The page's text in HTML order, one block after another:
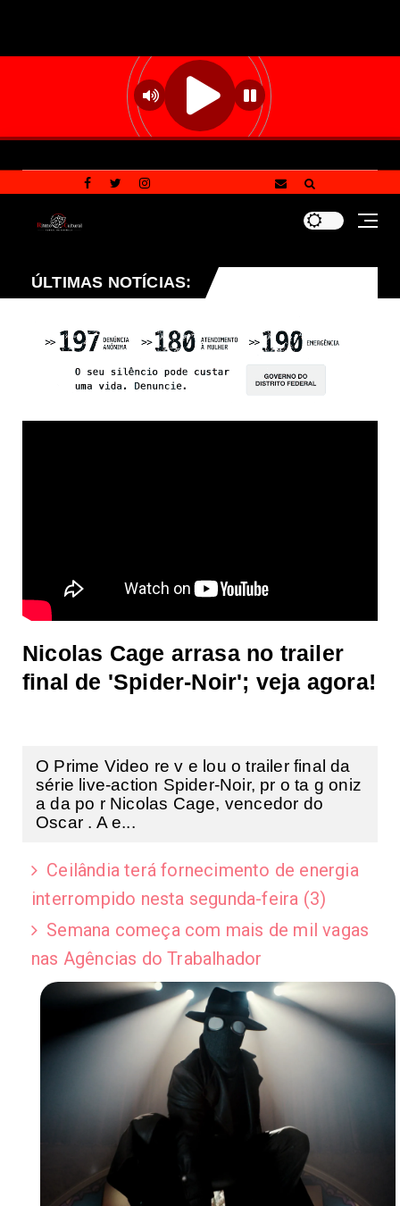
ÚLTIMAS NOTÍCIAS:
2026: confira as principais dúvidas sobre a
Nicolas Cage arrasa no trailer
final de 'Spider-Noir'; veja agora!
O Prime Video re v e lou o trailer final da
série live-action Spider-Noir, pr o ta g oniz
a da po r Nicolas Cage, vencedor do
Oscar . A e...
Ceilândia terá fornecimento de energia
interrompido nesta segunda-feira (3)
Semana começa com mais de mil vagas
nas Agências do Trabalhador